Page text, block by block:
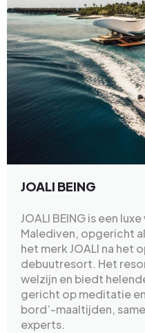
JOALI BEING
JOALI BEING is een
Malediven, opgericht
het merk JOALI na het
debuutresort. Het
welzijn en biedt
gericht op meditatie
bord’-maaltijden,
experts.